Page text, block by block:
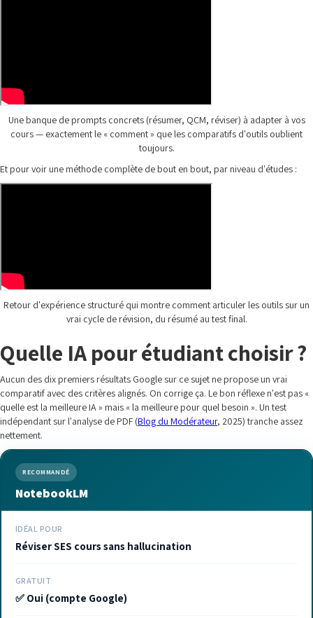
Une banque de prompts concrets (résumer, QCM, réviser) à adapter à vos
cours — exactement le « comment » que les comparatifs d'outils oublient
toujours.
Et pour voir une méthode complète de bout en bout, par niveau d'études :
Retour d'expérience structuré qui montre comment articuler les outils sur un
vrai cycle de révision, du résumé au test final.
Quelle IA pour étudiant choisir ?
Aucun des dix premiers résultats Google sur ce sujet ne propose un vrai
comparatif avec des critères alignés. On corrige ça. Le bon réflexe n'est pas «
quelle est la meilleure IA » mais « la meilleure pour quel besoin ». Un test
indépendant sur l'analyse de PDF (Blog du Modérateur, 2025) tranche assez
nettement.
RECOMMANDÉ
NotebookLM
IDÉAL POUR
Réviser SES cours sans hallucination
GRATUIT
✅ Oui (compte Google)